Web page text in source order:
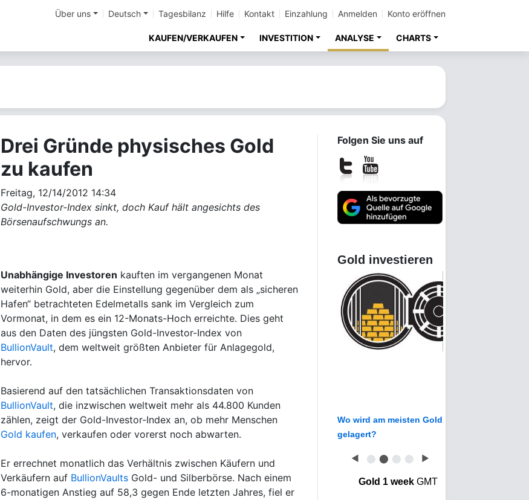
Über uns Deutsch Tagesbilanz Hilfe Kontakt Einzahlung Anmelden Konto eröffnen
KAUFEN/VERKAUFEN INVESTITION ANALYSE CHARTS
Drei Gründe physisches Gold
zu kaufen
Freitag, 12/14/2012 14:34
Gold-Investor-Index sinkt, doch Kauf hält angesichts des
Börsenaufschwungs an.
Unabhängige Investoren kauften im vergangenen Monat
weiterhin Gold, aber die Einstellung gegenüber dem als „sicheren
Hafen“ betrachteten Edelmetalls sank im Vergleich zum
Vormonat, in dem es ein 12-Monats-Hoch erreichte. Dies geht
aus den Daten des jüngsten Gold-Investor-Index von
BullionVault, dem weltweit größten Anbieter für Anlagegold,
hervor.
Basierend auf den tatsächlichen Transaktionsdaten von
BullionVault, die inzwischen weltweit mehr als 44.800 Kunden
zählen, zeigt der Gold-Investor-Index an, ob mehr Menschen
Gold kaufen, verkaufen oder vorerst noch abwarten.
Er errechnet monatlich das Verhältnis zwischen Käufern und
Verkäufern auf BullionVaults Gold- und Silberbörse. Nach einem
6-monatigen Anstieg auf 58,3 gegen Ende letzten Jahres, fiel er
Folgen Sie uns auf
Gold investieren
Wo wird am meisten Gold
gelagert?
◀ ⬤ ⬤ ⬤ ⬤ ▶
Gold 1 weekGMT